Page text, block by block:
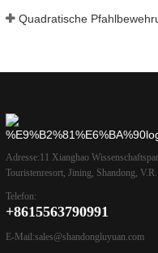
Adresse:11 Xianghao
Touristenresort, Jining, Shandong,
Telefon:
+8615563790991
E-Mail:sales@shandongluyuan.com